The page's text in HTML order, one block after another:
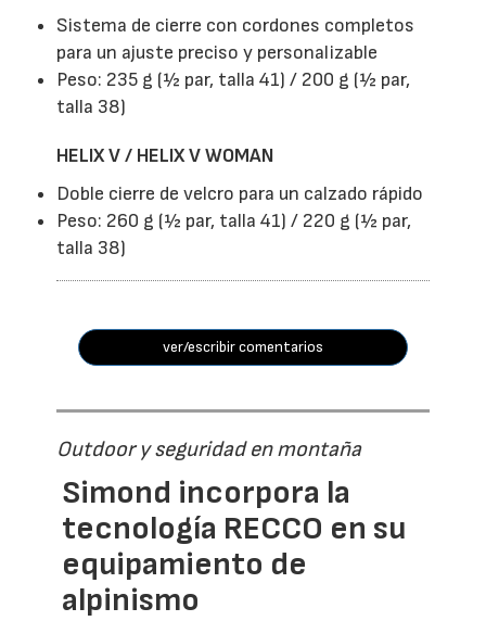
Sistema de cierre con cordones completos
para un ajuste preciso y personalizable
Peso: 235 g (½ par, talla 41) / 200 g (½ par,
talla 38)
HELIX V / HELIX V WOMAN
Doble cierre de velcro para un calzado rápido
Peso: 260 g (½ par, talla 41) / 220 g (½ par,
talla 38)
ver/escribir comentarios
Outdoor y seguridad en montaña
Simond incorpora la
tecnología RECCO en su
equipamiento de
alpinismo